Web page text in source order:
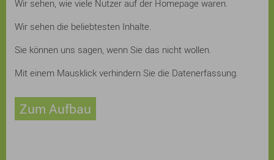
Wir sehen, wie viele Nutzer auf der Homepage waren.
Wir sehen die beliebtesten Inhalte.
Sie können uns sagen, wenn Sie das nicht wollen.
Mit einem Mausklick verhindern Sie die Datenerfassung.
Zum Aufbau